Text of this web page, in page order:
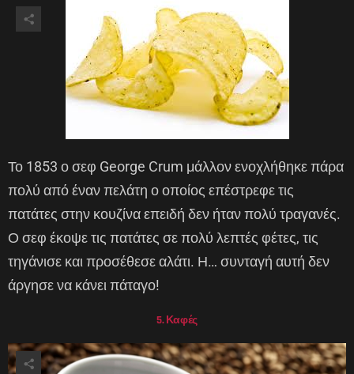
Το 1853 ο σεφ George Crum μάλλον ενοχλήθηκε πάρα
πολύ από έναν πελάτη ο οποίος επέστρεφε τις
πατάτες στην κουζίνα επειδή δεν ήταν πολύ τραγανές.
Ο σεφ έκοψε τις πατάτες σε πολύ λεπτές φέτες, τις
τηγάνισε και προσέθεσε αλάτι. Η… συνταγή αυτή δεν
άργησε να κάνει πάταγο!
5. Καφές